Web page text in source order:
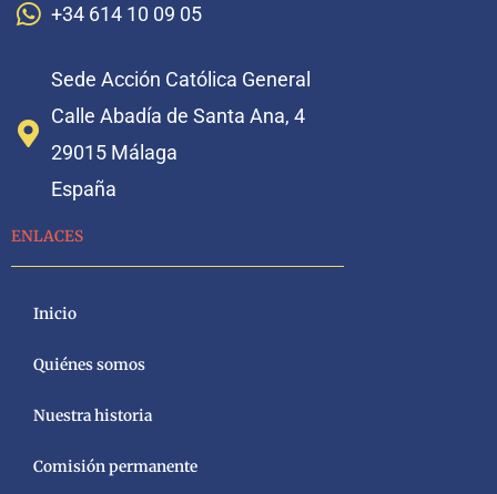
+34 614 10 09 05
Sede Acción Católica General
Calle Abadía de Santa Ana, 4
29015 Málaga
España
ENLACES
Inicio
Quiénes somos
Nuestra historia
Comisión permanente